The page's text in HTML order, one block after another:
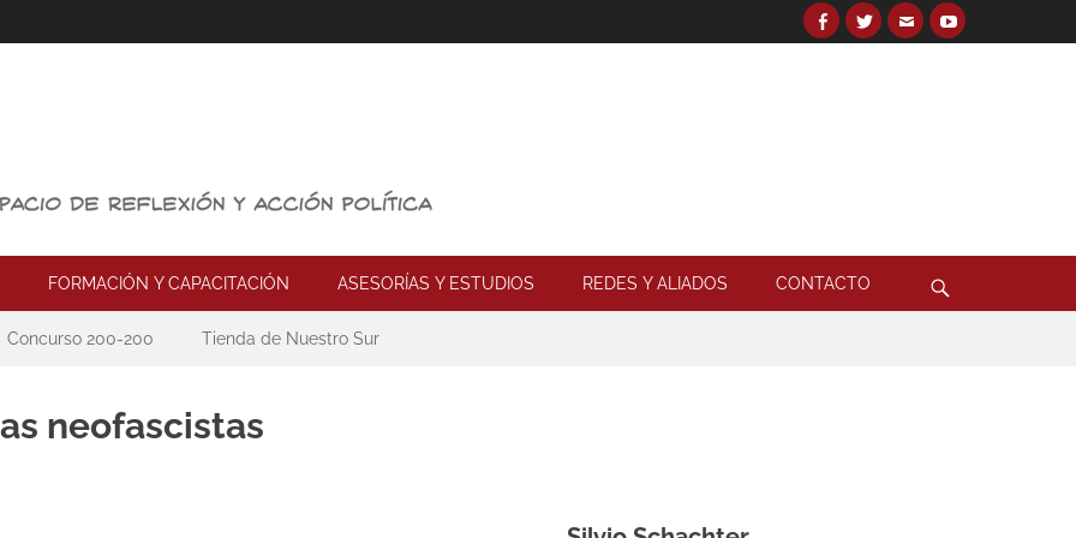
Facebook
TwitterEmailYouTube
FORMACIÓN Y CAPACITACIÓN ASESORÍAS Y ESTUDIOS REDES Y ALIADOS CONTACTO
Concurso 200-200 Tienda de Nuestro Sur
neofascistas